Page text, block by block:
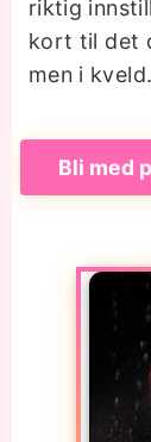
riktig
kort til det
men i kveld.
Bli med